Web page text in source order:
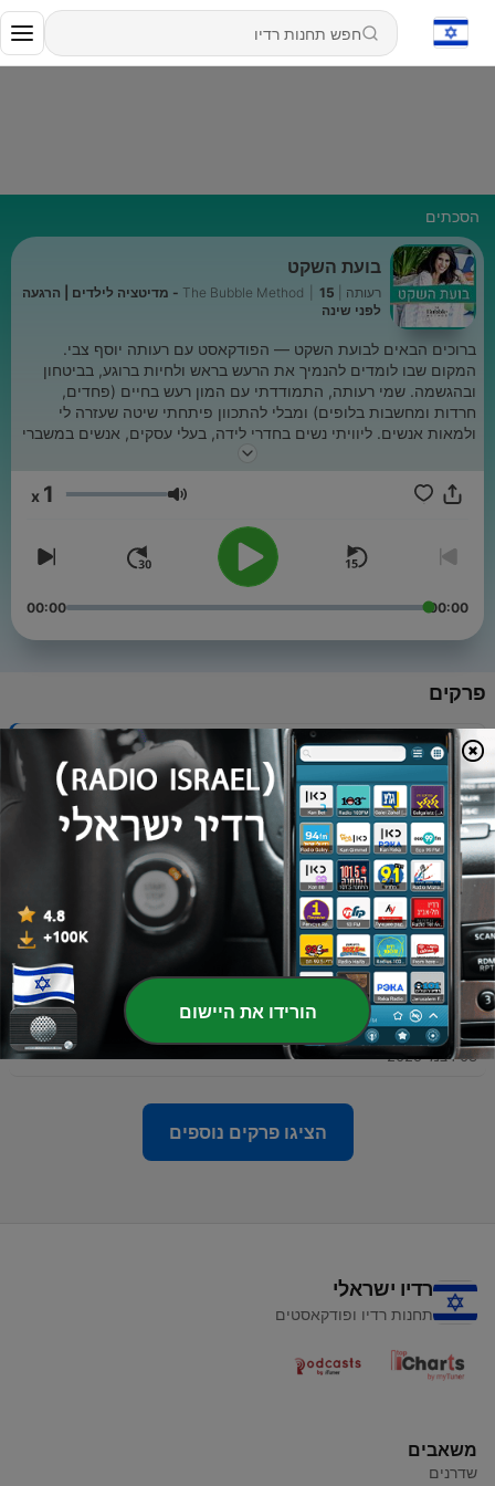
הסכתים
בועת השקט
רעותה | The Bubble Method
15 - מדיטציה לילדים | הרגעה
לפני שינה
ברוכים הבאים לבועת השקט — הפודקאסט עם רעותה יוסף צבי.
המקום שבו לומדים להנמיך את הרעש בראש ולחיות ברוגע, בביטחון
ובהגשמה. שמי רעותה, התמודדתי עם המון רעש בחיים (פחדים,
חרדות ומחשבות בלופים) ומבלי להתכוון פיתחתי שיטה שעזרה לי
ולמאות אנשים. ליוויתי נשים בחדרי לידה, בעלי עסקים, אנשים במשברי
חיים וילדים. שיטת הבועה מתאימה לכל מי שמרגיש שהחיים עוברים
מוזמנים להצטרף לקהילה השקטה שלנו :בועת השקט:
method.com/book
עוצמת שמע 1
00:00
00:00
פרקים
15
- מדיטציה לילדים | הרגעה לפני שינה
18 יוני 2026
14 להפסיק להגיד יום אחד כש...
17 מאי 2026
13 לחיות ליד החיים
12 מדיטציה | הרגעה עצמית
02 מרץ 2026
11 איך לקבל תשובות כשיש רעש בראש
08 דצמ' 2025
הציגו פרקים נוספים
רדיו ישראלי
תחנות רדיו ופודקאסטים
משאבים
שדרנים
הורידו את היישום